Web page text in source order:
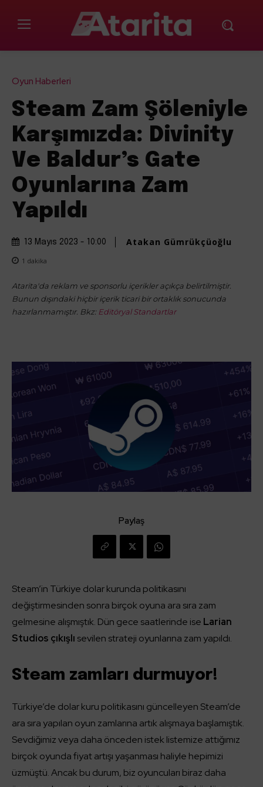
Oyun Haberleri
Steam Zam Şöleniyle
Karşımızda: Divinity
Ve Baldur’s Gate
Oyunlarına Zam
Yapıldı
13 Mayıs 2023 - 10:00 Atakan Gümrükçüoğlu
1 dakika
Atarita'da reklam ve sponsorlu içerikler açıkça belirtilmiştir.
Bunun dışındaki hiçbir içerik ticari bir ortaklık sonucunda
hazırlanmamıştır. Bkz: Editöryal Standartlar
Paylaş
Steam’in Türkiye dolar kurunda politikasını
değiştirmesinden sonra birçok oyuna ara sıra zam
gelmesine alışmıştık. Dün gece saatlerinde ise Larian
Studios çıkışlı sevilen strateji oyunlarına zam yapıldı.
Steam zamları durmuyor!
Türkiye’de dolar kuru politikasını güncelleyen Steam’de
ara sıra yapılan oyun zamlarına artık alışmaya başlamıştık.
Sevdiğimiz veya daha önceden istek listemize attığımız
birçok oyunda fiyat artışı yaşanması haliyle hepimizi
üzmüştü. Ancak bu durum, biz oyuncuları biraz daha